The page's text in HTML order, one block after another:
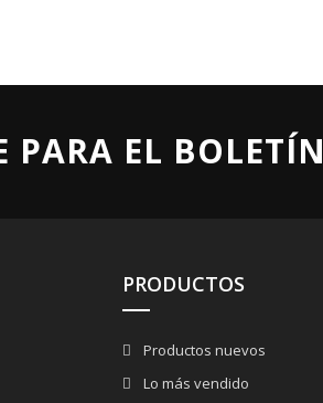
PARA EL BOLETÍN
PRODUCTOS
Productos nuevos
Lo más vendido